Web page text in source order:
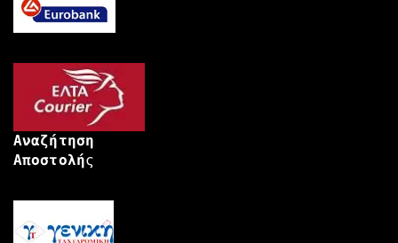
Αναζήτηση
Αποστολής